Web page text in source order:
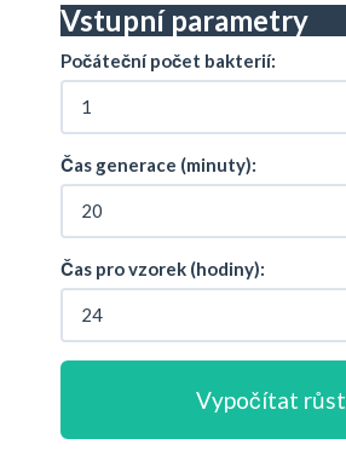
Vstupní parametry
Počáteční počet bakterií:
Čas generace (minuty):
Čas pro vzorek (hodiny):
Vypočítat růst